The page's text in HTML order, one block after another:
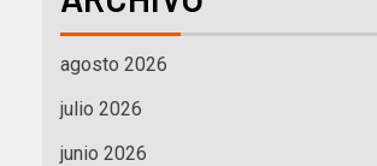
agosto 2026
julio 2026
junio 2026